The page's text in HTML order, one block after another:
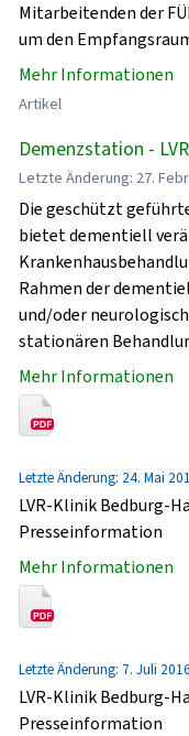
Mitarbeitenden der
um den
Mehr Informationen
Artikel
Demenzstation -
Letzte Änderung: 27.
Die geschützt
bietet dementiell
Rahmen der
und/oder
stationären
Mehr Informationen
Letzte Änderung: 24. Mai
LVR-Klinik Bedburg-
Presseinformation
Mehr Informationen
Letzte Änderung: 7. Juli
LVR-Klinik Bedburg-
Presseinformation